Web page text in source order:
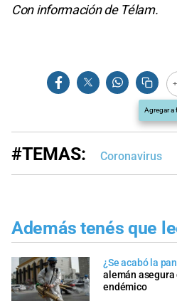
Con información de Télam.
Agregar a
#TEMAS: Coronavirus
Además tenés que
¿Se acabó la
alemán asegura
endémico